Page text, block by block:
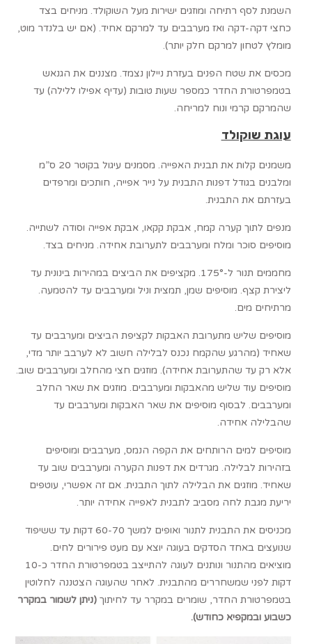
השמנת לסף רתיחה ומוזגים ישירות מעל השוקולד. מניחים בצד
כחצי דקה-דקה ואז מערבבים עד למרקם אחיד. (אם יש בלנדר מוט,
מומלץ לטחון למרקם חלק יותר).
מכסים את שטח הפנים בעזרת ניילון נצמד. מצננים את הגנאש
בטמפרטורת החדר כמספר שעות טובות (עדיף אפילו ללילה) עד
שהמרקם קרמי ונוח למריחה.
עוגת שוקולד
משמנים קלות את תבנית האפייה. מסמנים עיגול בקוטר 20 ס”מ
ומלבנים בגודל דפנות התבנית על נייר אפייה, חותכים ומרפדים
בעזרתם את התבנית.
מנפים לתוך קערה קמח, אבקת קקאו, אבקת אפייה וסודה לשתייה.
מוסיפים סוכר ומלח ומערבבים לתערובת אחידה. מניחים בצד.
מחממים תנור ל-175°. מקציפים את הביצים במהירות בינונית עד
ליצירת קצף. מוסיפים שמן, תמצית וניל ומערבבים עד להטמעה.
מרתיחים מים.
מוסיפים שליש מתערובת האבקות לקציפת הביצים ומערבבים עד
שאחיד (מהרגע שהקמח נכנס לבלילה חשוב לא לערבב יותר מדי,
אלא רק עד שהתערובת אחידה). מוזגים חצי מהחלב ומערבבים שוב.
מוסיפים עוד שליש מהאבקות ומערבבים. מוזגים את שאר החלב
ומערבבים. לבסוף מוסיפים את שאר האבקות ומערבבים עד
שהבלילה אחידה.
מוסיפים למים הרותחים את הקפה הנמס, מערבבים ומוסיפים
בזהירות לבלילה. מגרדים את דפנות הקערה ומערבבים שוב עד
שאחיד. מוזגים את הבלילה לתוך התבנית. אם זה אפשרי, עוטפים
יריעת מגבת לחה מסביב לתבנית לאפייה אחידה יותר.
מכניסים את התבנית לתנור ואופים למשך 60-70 דקות עד ששיפוד
שנועצים באחד הסדקים בעוגה יוצא עם מעט פירורים לחים.
מוציאים מהתנור ונותנים לעוגה להתייצב בטמפרטורת החדר כ-10
דקות לפני שמשחררים מהתבנית. לאחר שהעוגה הצטננה לחלוטין
בטמפרטורת החדר, שומרים במקרר עד לחיתוך(ניתן לשמור במקרר
כשבוע ובמקפיא כחודש).